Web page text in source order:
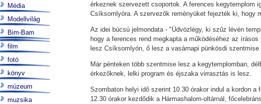
érkeznek szervezett csoportok. A ferences kegytemplom
Csíksomlyóra. A szervezők reményüket fejezték ki, hogy
Az idei búcsú jelmondata - "Üdvözlégy, ki szűz lévén
hogy a ferences rend megkapta a működéséhez az
lesz Csíksomlyón, ő lesz a vasárnapi pünkösdi szentmise
Már pénteken több szentmise lesz a kegytemplomban,
érkezőknek, lelki program és éjszaka virrasztás is lesz.
Szombaton helyi idő szerint 10.30 órakor indul a kordon
12.30 órakor kezdődik a Hármashalom-oltárnál,
Média
Modellvilág
Bim-Bam
film
fotó
könyv
múzeum
muzsika